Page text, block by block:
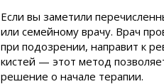
Если вы заметили
или семейному врачу. Врач
при подозрении, направит к
кистей — этот метод
решение о начале терапии.